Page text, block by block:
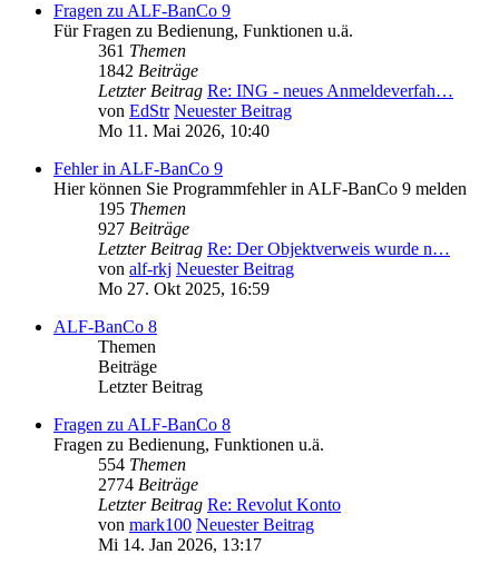
Fragen zu ALF-BanCo 9
Für Fragen zu Bedienung, Funktionen u.ä.
361 Themen
1842 Beiträge
Letzter Beitrag Re: ING - neues Anmeldeverfah…
von EdStr Neuester Beitrag
Mo 11. Mai 2026, 10:40
Fehler in ALF-BanCo 9
Hier können Sie Programmfehler in ALF-BanCo 9 melden
195 Themen
927 Beiträge
Letzter Beitrag Re: Der Objektverweis wurde n…
von alf-rkj Neuester Beitrag
Mo 27. Okt 2025, 16:59
ALF-BanCo 8
Themen
Beiträge
Letzter Beitrag
Fragen zu ALF-BanCo 8
Fragen zu Bedienung, Funktionen u.ä.
554 Themen
2774 Beiträge
Letzter Beitrag Re: Revolut Konto
von mark100 Neuester Beitrag
Mi 14. Jan 2026, 13:17